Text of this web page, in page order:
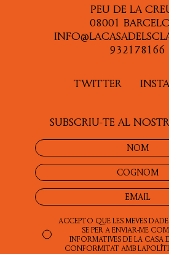
TWITTER
PEU DE LA
08001
932178166
SUBSCRIU-TE AL
ACCEPTO QUE LES MEVES
SE PER A ENVIAR-ME
INFORMATIVES DE LA CASA
CONFORMITAT AMB LA